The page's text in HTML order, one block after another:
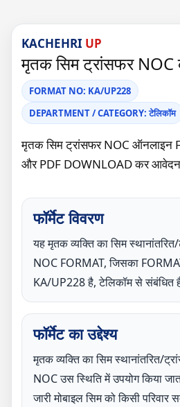
KACHEHRI UP
मृतक सिम ट्रांसफर NOC
FORMAT NO: KA/UP228
DEPARTMENT / CATEGORY: टेलिकॉम
मृतक सिम ट्रांसफर NOC ऑनलाइन
और PDF DOWNLOAD कर आवेदन
फॉर्मेट विवरण
यह मृतक व्यक्ति का सिम
NOC FORMAT, जिसका
KA/UP228 है, टेलिकॉम से संबंधित
फॉर्मेट का उद्देश्य
मृतक व्यक्ति का सिम स्थानांतरित/
NOC उस स्थिति में उपयोग किया
जारी मोबाइल सिम को किसी